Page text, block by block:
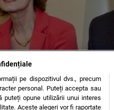
pe dispozitivul dvs., precum
personal. Puteți accepta sau
opune utilizării unui interes
Aceste alegeri vor fi raportate